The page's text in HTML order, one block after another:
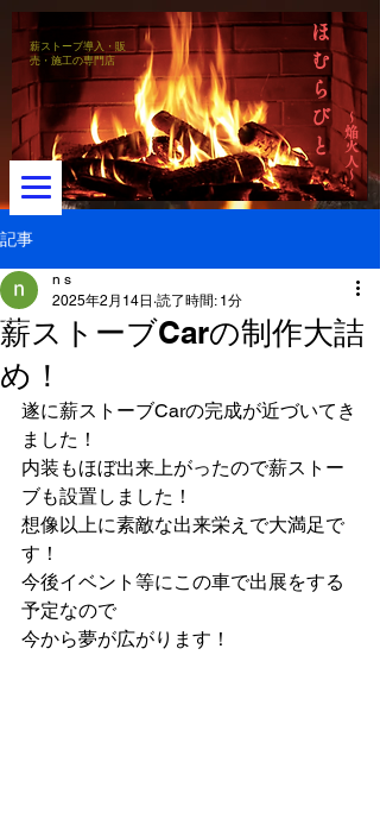
メニュー
薪ストーブ導入・販
売・施工の専門店
ほ
む
ら
び
と
～焔火人～
記事
薪ストーブCarの制作大詰
め！
n s
2025年2月14日 読了時間: 1分
遂に薪ストーブCarの完成が近づいてき
ました！
内装もほぼ出来上がったので薪ストー
ブも設置しました！
想像以上に素敵な出来栄えで大満足で
す！
今後イベント等にこの車で出展をする
予定なので
今から夢が広がります！